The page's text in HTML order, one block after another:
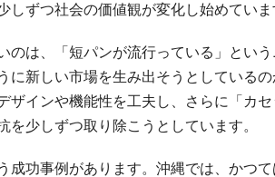
ずつ社会の価値観が変化し始めていま
のは、「短パンが流行っている」とい
に新しい市場を生み出そうとしている
ザインや機能性を工夫し、さらに「カ
少しずつ取り除こうとしています。
成功事例があります。沖縄では、かつ